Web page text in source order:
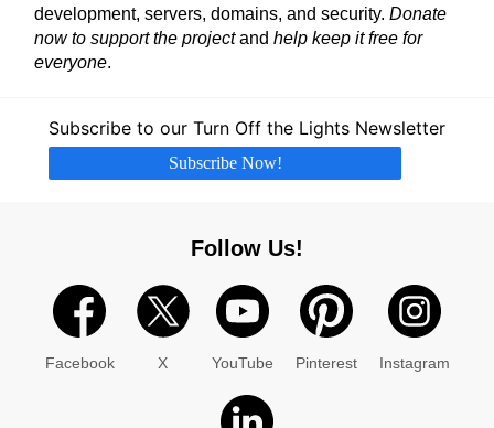
development, servers, domains, and security. Donate
now to support the projectand help keep it free for
everyone.
Subscribe to our Turn Off the Lights Newsletter
Subscribe Now!
Follow Us!
Facebook X YouTube Pinterest Instagram